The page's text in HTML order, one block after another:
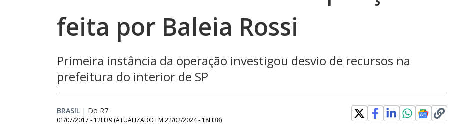
feita por Baleia Rossi
Primeira instância da operação investigou desvio de recursos na
prefeitura do interior de SP
BRASIL | Do R7
01/07/2017 - 12H39 (ATUALIZADO EM 22/02/2024 - 18H38)